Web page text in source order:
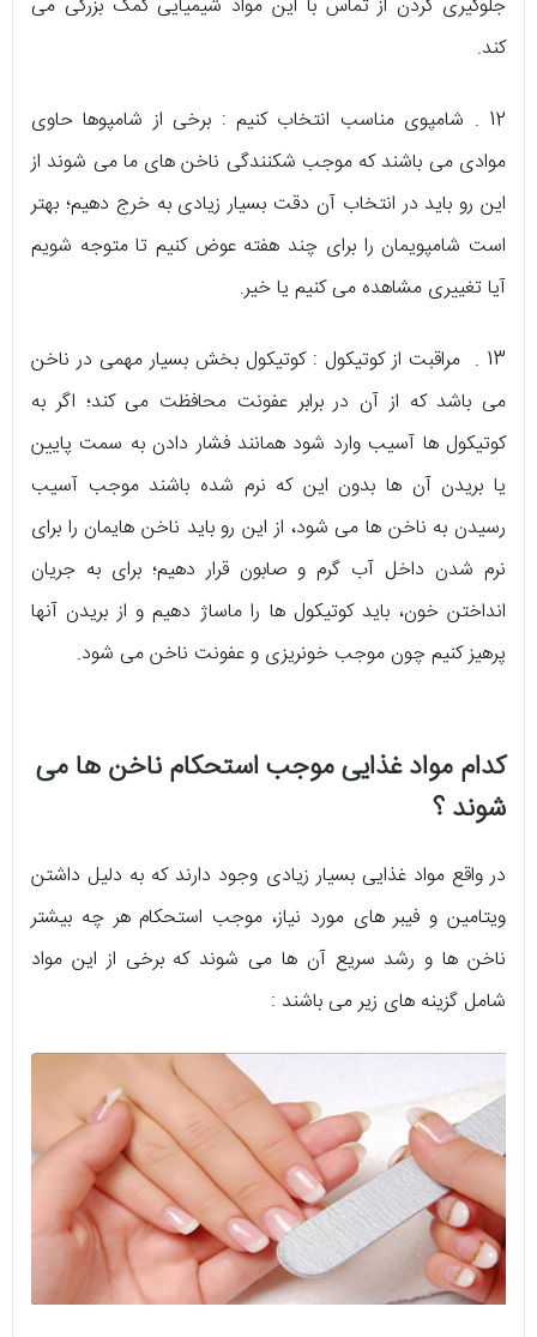
کند.
12 . شامپوی مناسب انتخاب کنیم : برخی از شامپوها حاوی
موادی می باشند که موجب شکنندگی ناخن های ما می شوند از
این رو باید در انتخاب آن دقت بسیار زیادی به خرج دهیم؛ بهتر
است شامپویمان را برای چند هفته عوض کنیم تا متوجه شویم
آیا تغییری مشاهده می کنیم یا خیر.
13 . مراقبت از کوتیکول : کوتیکول بخش بسیار مهمی در ناخن
می باشد که از آن در برابر عفونت محافظت می کند؛ اگر به
کوتیکول ها آسیب وارد شود همانند فشار دادن به سمت پایین
یا بریدن آن ها بدون این که نرم شده باشند موجب آسیب
رسیدن به ناخن ها می شود، از این رو باید ناخن هایمان را برای
نرم شدن داخل آب گرم و صابون قرار دهیم؛ برای به جریان
انداختن خون، باید کوتیکول ها را ماساژ دهیم و از بریدن آنها
پرهیز کنیم چون موجب خونریزی و عفونت ناخن می شود.
کدام مواد غذایی موجب استحکام ناخن ها می
شوند ؟
در واقع مواد غذایی بسیار زیادی وجود دارند که به دلیل داشتن
ویتامین و فیبر های مورد نیاز، موجب استحکام هر چه بیشتر
ناخن ها و رشد سریع آن ها می شوند که برخی از این مواد
شامل گزینه های زیر می باشند :